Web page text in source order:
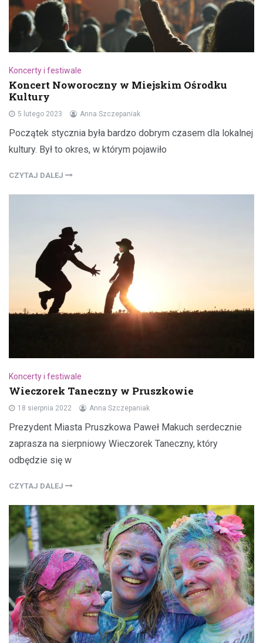
Koncerty i festiwale
Koncert Noworoczny w Miejskim Ośrodku
Kultury
5 lutego 2023 Anna Szczepaniak
Początek stycznia była bardzo dobrym czasem dla lokalnej
kultury. Był to okres, w którym pojawiło
CZYTAJ DALEJ
Koncerty i festiwale
Wieczorek Taneczny w Pruszkowie
18 sierpnia 2022 Anna Szczepaniak
Prezydent Miasta Pruszkowa Paweł Makuch serdecznie
zaprasza na sierpniowy Wieczorek Taneczny, który
odbędzie się w
CZYTAJ DALEJ